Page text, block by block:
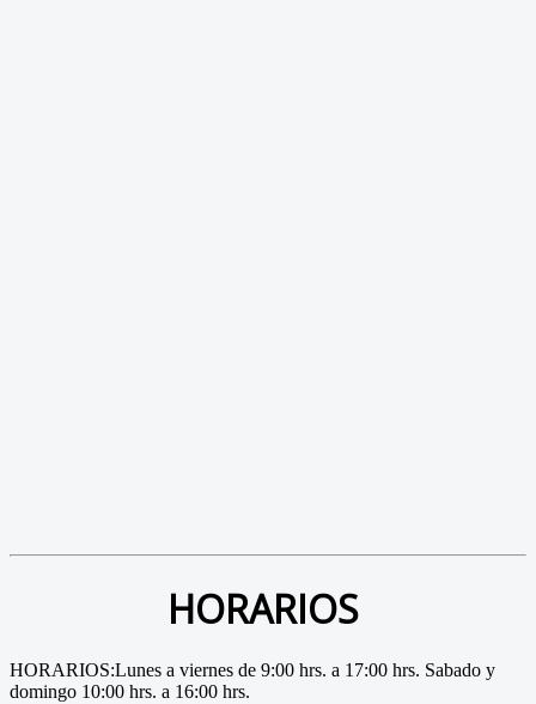
HORARIOS
HORARIOS:Lunes a viernes de 9:00 hrs. a 17:00 hrs. Sabado y
domingo 10:00 hrs. a 16:00 hrs.